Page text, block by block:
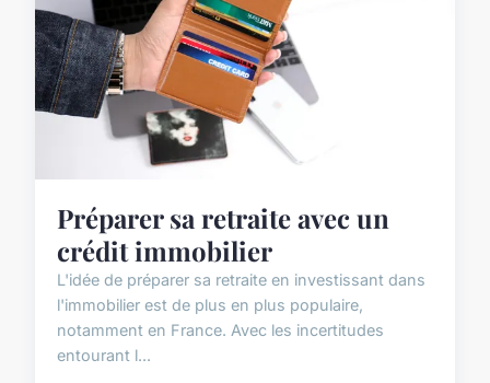
Préparer sa retraite avec un
crédit immobilier
L'idée de préparer sa retraite en investissant dans
l'immobilier est de plus en plus populaire,
notamment en France. Avec les incertitudes
entourant l...